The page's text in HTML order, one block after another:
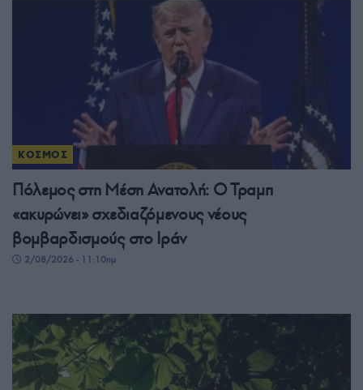
ΚΟΣΜΟΣ
Πόλεμος στη Μέση Ανατολή: Ο Τραμπ
«ακυρώνει» σχεδιαζόμενους νέους
βομβαρδισμούς στο Ιράν
2/08/2026 - 11:10πμ